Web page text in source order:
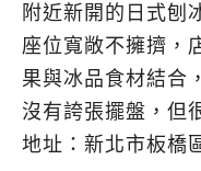
附近新開的日式刨
座位寬敞不擁擠，
果與冰品食材結合
沒有誇張擺盤，但
地址：新北市板橋